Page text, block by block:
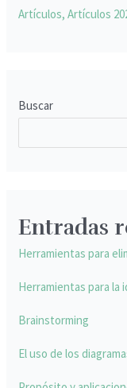
Artículos,Artículos
Buscar
Entradas
Herramientas para
Herramientas para la
Brainstorming
El uso de los